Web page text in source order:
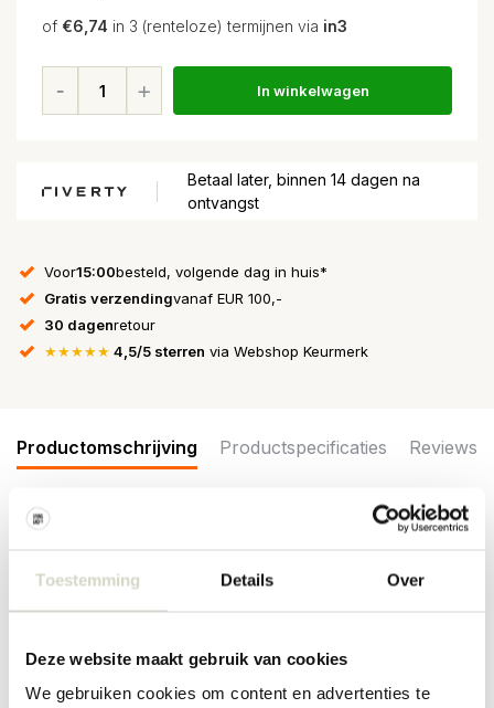
Toestemming Details Over
Deze website maakt gebruik van cookies
We gebruiken cookies om content en advertenties te
of €6,74 in 3 (renteloze) termijnen via in3
In winkelwagen
Betaal later, binnen 14 dagen na
ontvangst
Voor15:00besteld, volgende dag in huis*
Gratis verzendingvanaf EUR 100,-
30 dagenretour
★★★★★ 4,5/5 sterren via Webshop Keurmerk
Productomschrijving Productspecificaties Reviews
vaas heeft een afmeting van 12x12x15cm en ø12 cm. De vaas is
Materiaal: glas
Kleur: transparant